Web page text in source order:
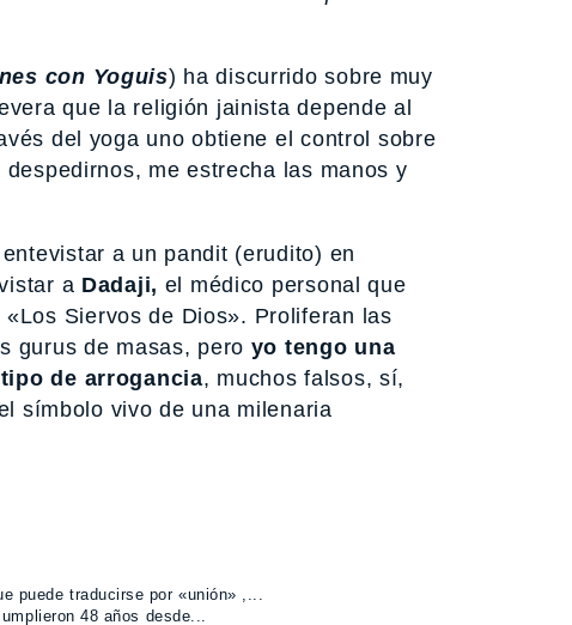
con Yoguis) ha discurrido sobre muy
que la religión jainista depende al
del yoga uno obtiene el control sobre
me estrecha las manos y
a un pandit (erudito) en
a Dadaji, el médico personal que
Siervos de Dios». Proliferan las
gurus de masas, pero yo tengo una
de arrogancia, muchos falsos, sí,
símbolo vivo de una milenaria
puede traducirse por «unión» ,...
48 años desde...